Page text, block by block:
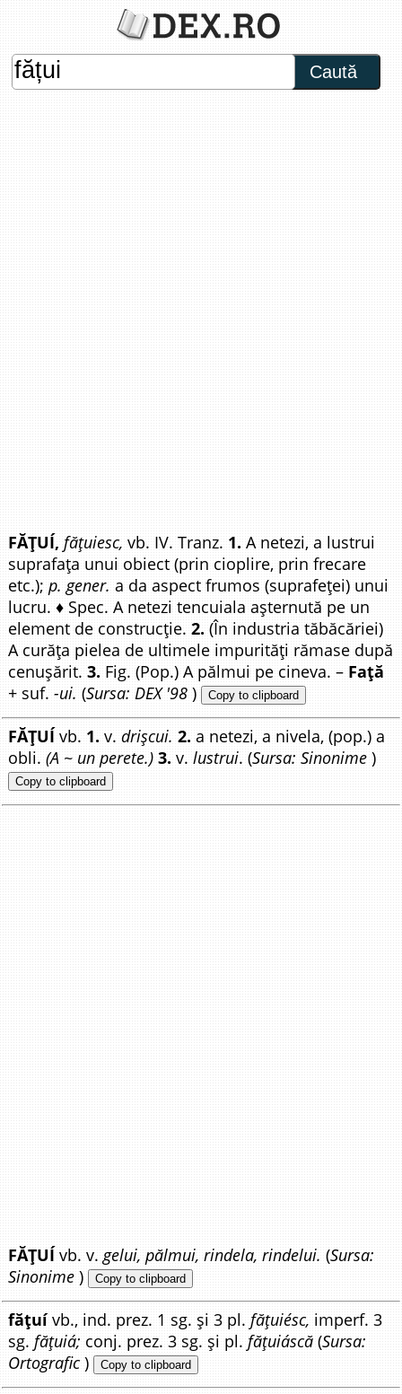
Caută
FĂȚUÍ, fățuiesc, vb. IV. Tranz. 1. A netezi, a lustrui
suprafața unui obiect (prin cioplire, prin frecare
etc.);p. gener. a da aspect frumos (suprafeței) unui
lucru. ♦ Spec. A netezi tencuiala așternută pe un
element de construcție.2. (În industria tăbăcăriei)
A curăța pielea de ultimele impurități rămase după
cenușărit.3. Fig. (Pop.) A pălmui pe cineva. – Față
+ suf.-ui. (Sursa: DEX '98 ) Copy to clipboard
FĂȚUÍ vb. 1. v.drișcui. 2. a netezi, a nivela, (pop.) a
obli.(A ~ un perete.) 3. v.lustrui. (Sursa: Sinonime )
Copy to clipboard
FĂȚUÍ vb. v. gelui, pălmui, rindela, rindelui. (Sursa:
Sinonime ) Copy to clipboard
fățuívb., ind. prez. 1 sg. și 3 pl.fățuiésc, imperf. 3
sg.fățuiá; conj. prez. 3 sg. și pl.fățuiáscă (Sursa:
Ortografic ) Copy to clipboard